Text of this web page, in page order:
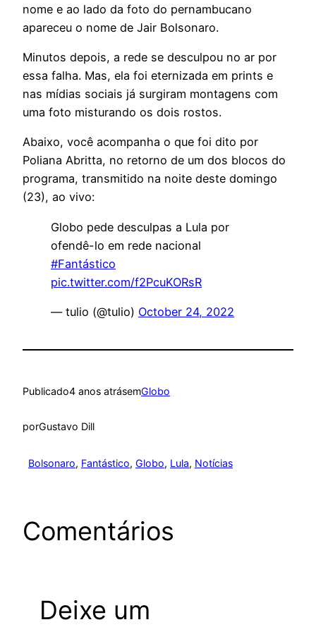
nome e ao lado da foto do pernambucano
apareceu o nome de Jair Bolsonaro.
Minutos depois, a rede se desculpou no ar por
essa falha. Mas, ela foi eternizada em prints e
nas mídias sociais já surgiram montagens com
uma foto misturando os dois rostos.
Abaixo, você acompanha o que foi dito por
Poliana Abritta, no retorno de um dos blocos do
programa, transmitido na noite deste domingo
(23), ao vivo:
Globo pede desculpas a Lula por
ofendê-lo em rede nacional
#Fantástico
pic.twitter.com/f2PcuKORsR
— tulio (@tulio) October 24, 2022
Publicado4 anos atrásemGlobo
porGustavo Dill
Bolsonaro, Fantástico, Globo, Lula, Notícias
Comentários
Deixe um